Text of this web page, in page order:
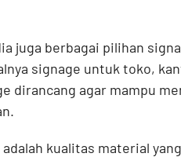
juga berbagai pilihan
signage untuk toko,
dirancang agar mampu
kualitas material